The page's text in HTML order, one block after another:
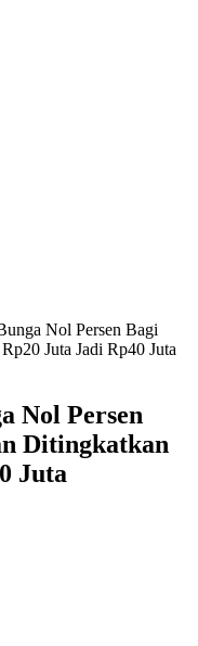
Nol Persen Bagi
Juta Jadi Rp40 Juta
Nol Persen
Ditingkatkan
Juta